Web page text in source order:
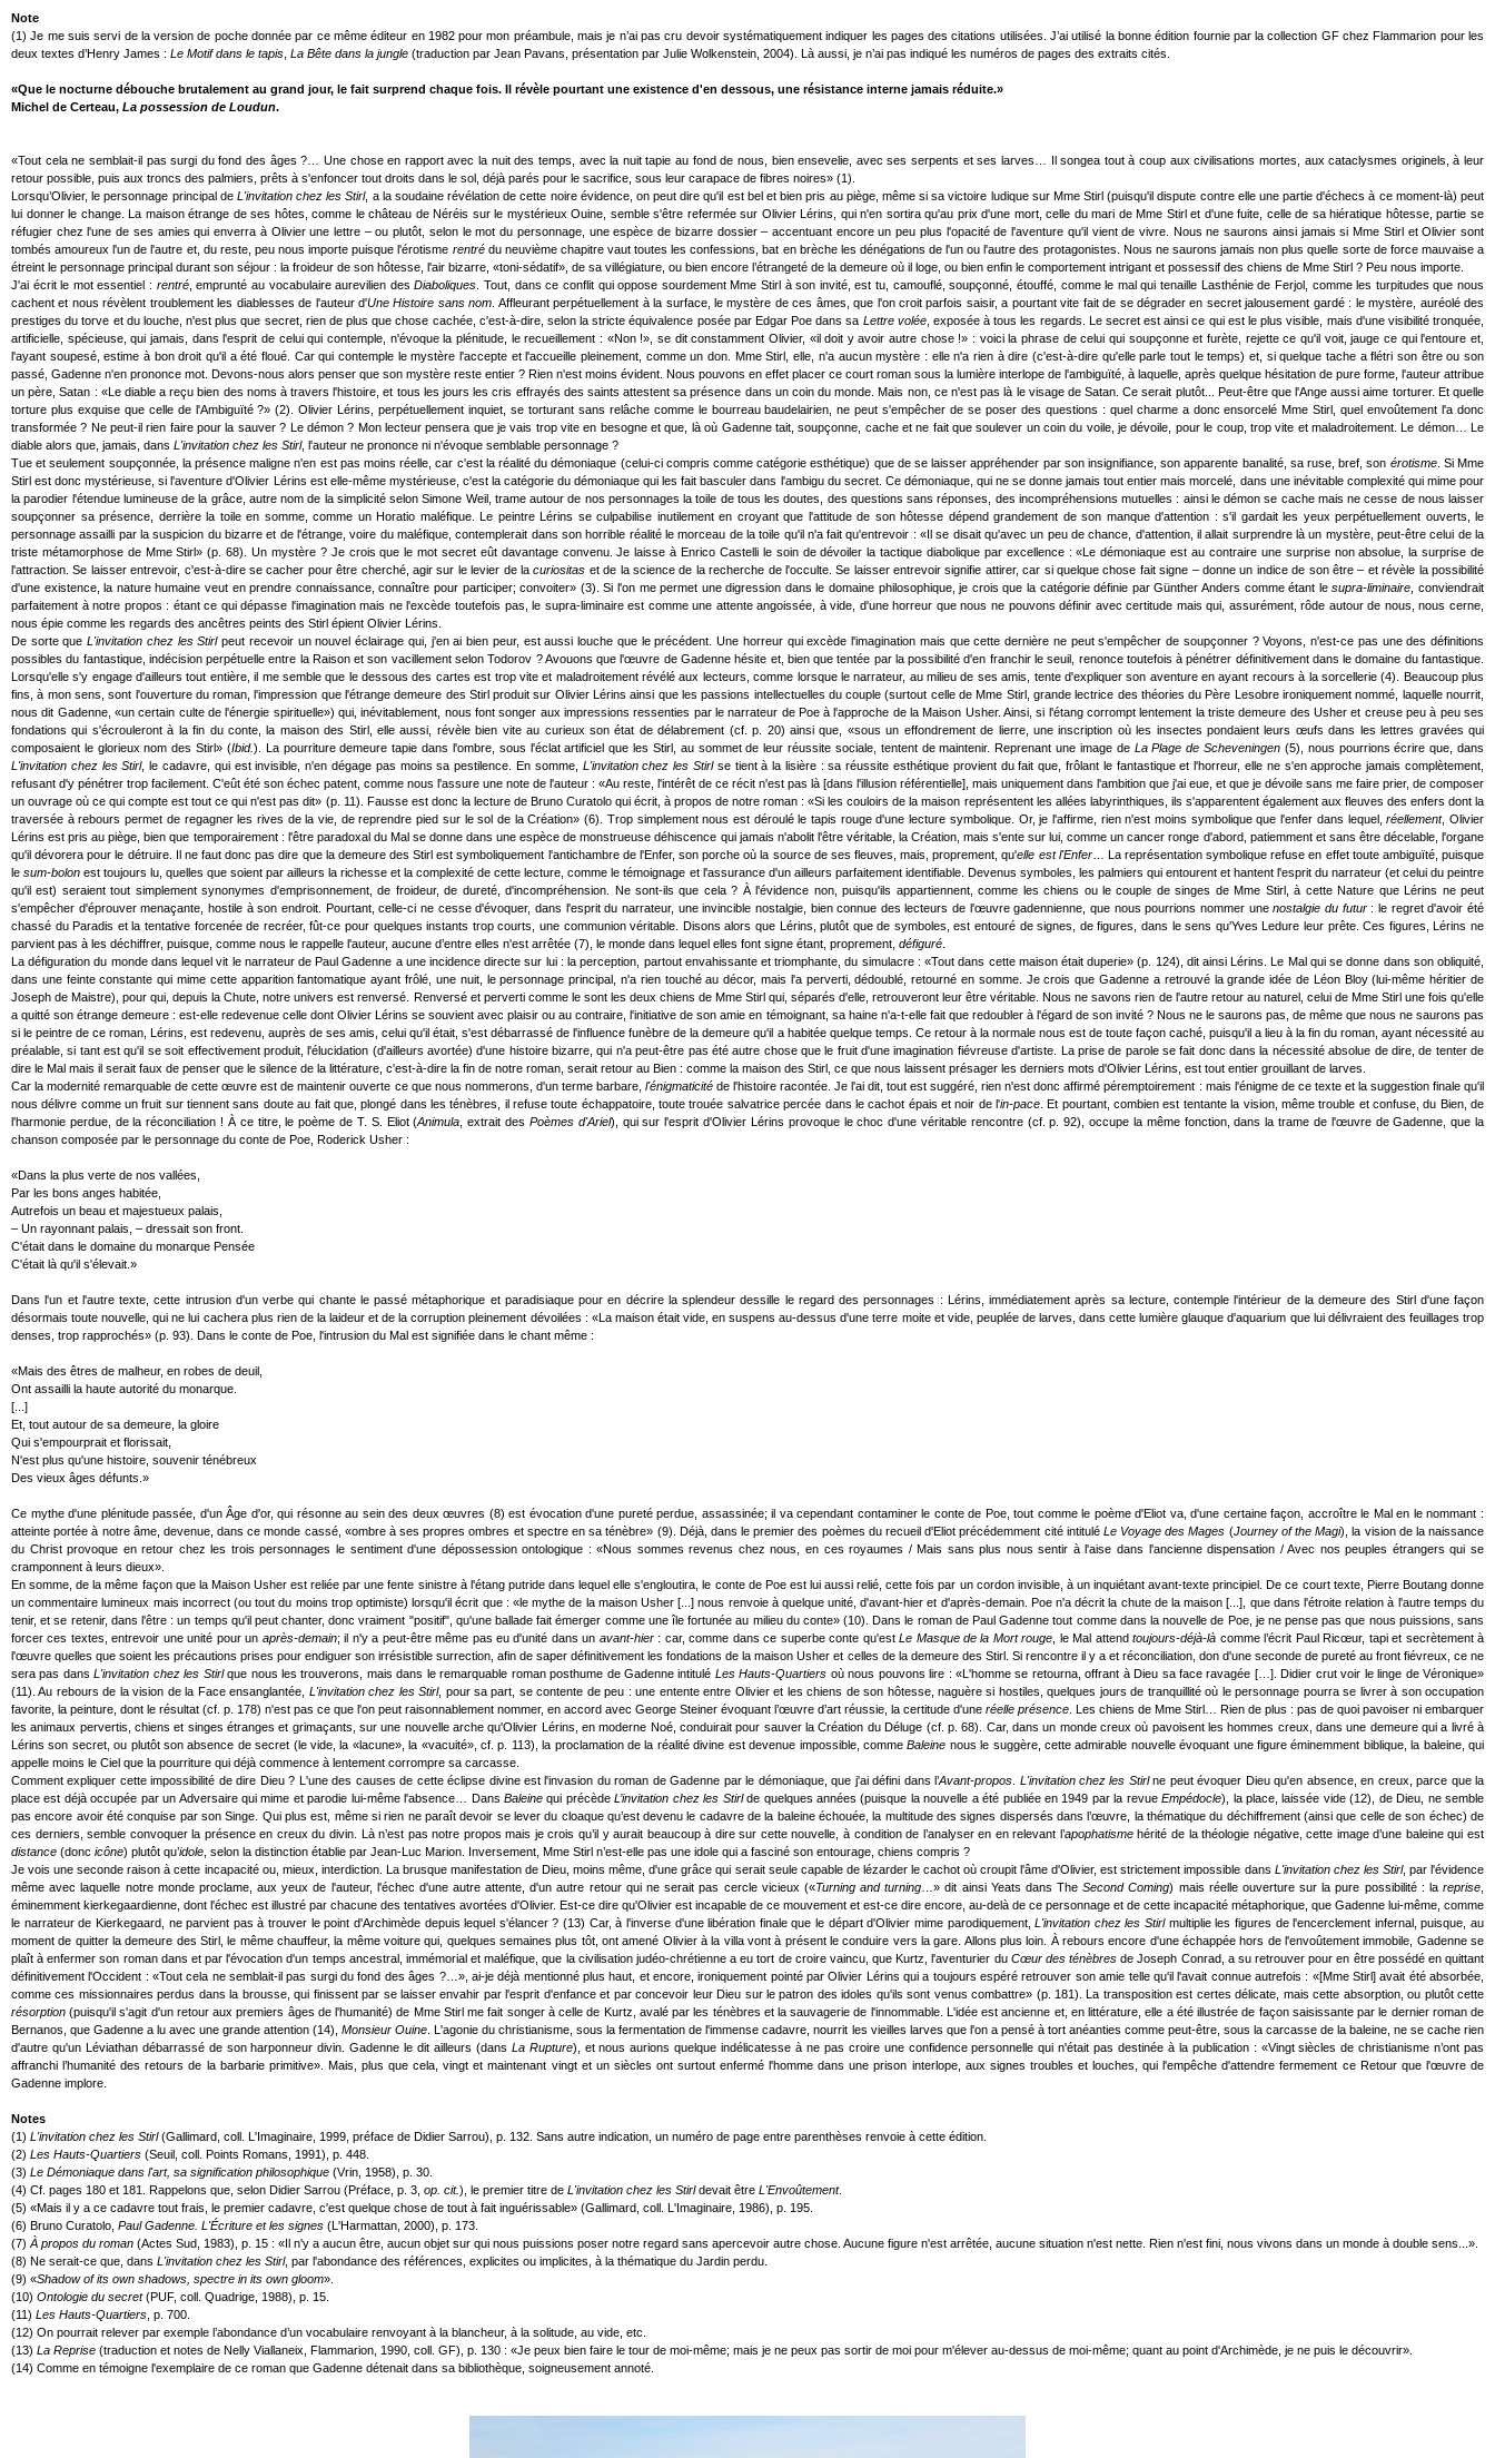
Note
(1) Je me suis servi de la version de poche donnée par ce même éditeur en 1982 pour mon préambule, mais je n’ai pas cru devoir systématiquement indiquer les pages des citations utilisées. J’ai utilisé la bonne édition fournie par la collection GF chez Flammarion pour les
deux textes d’Henry James : Le Motif dans le tapis La Bête dans la jungle (traduction par Jean Pavans, présentation par Julie Wolkenstein, 2004). Là aussi, je n’ai pas indiqué les numéros de pages des extraits cités.
«Que le nocturne débouche brutalement au grand jour, le fait surprend chaque fois. Il révèle pourtant une existence d'en dessous, une résistance interne jamais réduite.»
Michel de Certeau, La possession de Loudun.
«Tout cela ne semblait-il pas surgi du fond des âges ?… Une chose en rapport avec la nuit des temps, avec la nuit tapie au fond de nous, bien ensevelie, avec ses serpents et ses larves… Il songea tout à coup aux civilisations mortes, aux cataclysmes originels, à leur
retour possible, puis aux troncs des palmiers, prêts à s'enfoncer tout droits dans le sol, déjà parés pour le sacrifice, sous leur carapace de fibres noires» (1).
Lorsqu’Olivier, le personnage principal de L'invitation chez les Stirl, a la soudaine révélation de cette noire évidence, on peut dire qu'il est bel et bien pris au piège, même si sa victoire ludique sur Mme Stirl (puisqu'il dispute contre elle une partie d'échecs à ce moment-là) peut
lui donner le change. La maison étrange de ses hôtes, comme le château de Néréis sur le mystérieux Ouine, semble s'être refermée sur Olivier Lérins, qui n'en sortira qu'au prix d'une mort, celle du mari de Mme Stirl et d'une fuite, celle de sa hiératique hôtesse, partie se
réfugier chez l'une de ses amies qui enverra à Olivier une lettre – ou plutôt, selon le mot du personnage, une espèce de bizarre dossier – accentuant encore un peu plus l'opacité de l'aventure qu'il vient de vivre. Nous ne saurons ainsi jamais si Mme Stirl et Olivier sont
tombés amoureux l'un de l'autre et, du reste, peu nous importe puisque l'érotisme rentrédu neuvième chapitre vaut toutes les confessions, bat en brèche les dénégations de l'un ou l'autre des protagonistes. Nous ne saurons jamais non plus quelle sorte de force mauvaise a
étreint le personnage principal durant son séjour : la froideur de son hôtesse, l'air bizarre, «toni-sédatif», de sa villégiature, ou bien encore l’étrangeté de la demeure où il loge, ou bien enfin le comportement intrigant et possessif des chiens de Mme Stirl ? Peu nous importe.
J'ai écrit le mot essentiel : rentré, emprunté au vocabulaire aurevilien desDiaboliques . Tout, dans ce conflit qui oppose sourdement Mme Stirl à son invité, est tu, camouflé, soupçonné, étouffé, comme le mal qui tenaille Lasthénie de Ferjol, comme les turpitudes que nous
cachent et nous révèlent troublement les diablesses de l'auteur d'Une Histoire sans nom . Affleurant perpétuellement à la surface, le mystère de ces âmes, que l'on croit parfois saisir, a pourtant vite fait de se dégrader en secret jalousement gardé : le mystère, auréolé des
prestiges du torve et du louche, n'est plus que secret, rien de plus que chose cachée, c'est-à-dire, selon la stricte équivalence posée par Edgar Poe dans sa Lettre volée, exposée à tous les regards. Le secret est ainsi ce qui est le plus visible, mais d'une visibilité tronquée,
artificielle, spécieuse, qui jamais, dans l'esprit de celui qui contemple, n'évoque la plénitude, le recueillement : «Non !», se dit constamment Olivier, «il doit y avoir autre chose !» : voici la phrase de celui qui soupçonne et furète, rejette ce qu'il voit, jauge ce qui l'entoure et,
l'ayant soupesé, estime à bon droit qu'il a été floué. Car qui contemple le mystère l'accepte et l'accueille pleinement, comme un don. Mme Stirl, elle, n'a aucun mystère : elle n'a rien à dire (c'est-à-dire qu'elle parle tout le temps) et, si quelque tache a flétri son être ou son
passé, Gadenne n'en prononce mot. Devons-nous alors penser que son mystère reste entier ? Rien n'est moins évident. Nous pouvons en effet placer ce court roman sous la lumière interlope de l'ambiguïté, à laquelle, après quelque hésitation de pure forme, l'auteur attribue
un père, Satan : «Le diable a reçu bien des noms à travers l'histoire, et tous les jours les cris effrayés des saints attestent sa présence dans un coin du monde. Mais non, ce n'est pas là le visage de Satan. Ce serait plutôt... Peut-être que l'Ange aussi aime torturer. Et quelle
torture plus exquise que celle de l'Ambiguïté ?» (2). Olivier Lérins, perpétuellement inquiet, se torturant sans relâche comme le bourreau baudelairien, ne peut s'empêcher de se poser des questions : quel charme a donc ensorcelé Mme Stirl, quel envoûtement l'a donc
transformée ? Ne peut-il rien faire pour la sauver ? Le démon ? Mon lecteur pensera que je vais trop vite en besogne et que, là où Gadenne tait, soupçonne, cache et ne fait que soulever un coin du voile, je dévoile, pour le coup, trop vite et maladroitement. Le démon… Le
diable alors que, jamais, dans L'invitation chez les Stirl, l'auteur ne prononce ni n'évoque semblable personnage ?
Tue et seulement soupçonnée, la présence maligne n'en est pas moins réelle, car c'est la réalité du démoniaque (celui-ci compris comme catégorie esthétique) que de se laisser appréhender par son insignifiance, son apparente banalité, sa ruse, bref, son érotisme. Si Mme
Stirl est donc mystérieuse, si l'aventure d'Olivier Lérins est elle-même mystérieuse, c'est la catégorie du démoniaque qui les fait basculer dans l'ambigu du secret. Ce démoniaque, qui ne se donne jamais tout entier mais morcelé, dans une inévitable complexité qui mime pour
la parodier l'étendue lumineuse de la grâce, autre nom de la simplicité selon Simone Weil, trame autour de nos personnages la toile de tous les doutes, des questions sans réponses, des incompréhensions mutuelles : ainsi le démon se cache mais ne cesse de nous laisser
soupçonner sa présence, derrière la toile en somme, comme un Horatio maléfique. Le peintre Lérins se culpabilise inutilement en croyant que l'attitude de son hôtesse dépend grandement de son manque d'attention : s'il gardait les yeux perpétuellement ouverts, le
personnage assailli par la suspicion du bizarre et de l'étrange, voire du maléfique, contemplerait dans son horrible réalité le morceau de la toile qu'il n'a fait qu'entrevoir : «Il se disait qu'avec un peu de chance, d'attention, il allait surprendre là un mystère, peut-être celui de la
triste métamorphose de Mme Stirl» (p. 68). Un mystère ? Je crois que le mot secret eût davantage convenu. Je laisse à Enrico Castelli le soin de dévoiler la tactique diabolique par excellence : «Le démoniaque est au contraire une surprise non absolue, la surprise de
l'attraction. Se laisser entrevoir, c'est-à-dire se cacher pour être cherché, agir sur le levier de lacuriositas et de la science de la recherche de l'occulte. Se laisser entrevoir signifie attirer, car si quelque chose fait signe – donne un indice de son être – et révèle la possibilité
d'une existence, la nature humaine veut en prendre connaissance, connaître pour participer; convoiter» (3). Si l'on me permet une digression dans le domaine philosophique, je crois que la catégorie définie par Günther Anders comme étant lesupra-liminaire , conviendrait
parfaitement à notre propos : étant ce qui dépasse l'imagination mais ne l'excède toutefois pas, le supra-liminaire est comme une attente angoissée, à vide, d'une horreur que nous ne pouvons définir avec certitude mais qui, assurément, rôde autour de nous, nous cerne,
nous épie comme les regards des ancêtres peints des Stirl épient Olivier Lérins.
De sorte queL'invitation chez les Stirlpeut recevoir un nouvel éclairage qui, j'en ai bien peur, est aussi louche que le précédent. Une horreur qui excède l'imagination mais que cette dernière ne peut s'empêcher de soupçonner ? Voyons, n'est-ce pas une des définitions
possibles du fantastique, indécision perpétuelle entre la Raison et son vacillement selon Todorov ? Avouons que l'œuvre de Gadenne hésite et, bien que tentée par la possibilité d'en franchir le seuil, renonce toutefois à pénétrer définitivement dans le domaine du fantastique.
Lorsqu'elle s'y engage d'ailleurs tout entière, il me semble que le dessous des cartes est trop vite et maladroitement révélé aux lecteurs, comme lorsque le narrateur, au milieu de ses amis, tente d'expliquer son aventure en ayant recours à la sorcellerie (4). Beaucoup plus
fins, à mon sens, sont l'ouverture du roman, l'impression que l'étrange demeure des Stirl produit sur Olivier Lérins ainsi que les passions intellectuelles du couple (surtout celle de Mme Stirl, grande lectrice des théories du Père Lesobre ironiquement nommé, laquelle nourrit,
nous dit Gadenne, «un certain culte de l'énergie spirituelle») qui, inévitablement, nous font songer aux impressions ressenties par le narrateur de Poe à l'approche de la Maison Usher. Ainsi, si l'étang corrompt lentement la triste demeure des Usher et creuse peu à peu ses
fondations qui s'écrouleront à la fin du conte, la maison des Stirl, elle aussi, révèle bien vite au curieux son état de délabrement (cf. p. 20) ainsi que, «sous un effondrement de lierre, une inscription où les insectes pondaient leurs œufs dans les lettres gravées qui
composaient le glorieux nom des Stirl» (Ibid.). La pourriture demeure tapie dans l'ombre, sous l'éclat artificiel que les Stirl, au sommet de leur réussite sociale, tentent de maintenir. Reprenant une image de La Plage de Scheveningen (5), nous pourrions écrire que, dans
L'invitation chez les Stirl, le cadavre, qui est invisible, n'en dégage pas moins sa pestilence. En somme, L'invitation chez les Stirlse tient à la lisière : sa réussite esthétique provient du fait que, frôlant le fantastique et l'horreur, elle ne s'en approche jamais complètement,
refusant d'y pénétrer trop facilement. C'eût été son échec patent, comme nous l'assure une note de l'auteur : «Au reste, l'intérêt de ce récit n'est pas là [dans l'illusion référentielle], mais uniquement dans l'ambition que j'ai eue, et que je dévoile sans me faire prier, de composer
un ouvrage où ce qui compte est tout ce qui n'est pas dit» (p. 11). Fausse est donc la lecture de Bruno Curatolo qui écrit, à propos de notre roman : «Si les couloirs de la maison représentent les allées labyrinthiques, ils s'apparentent également aux fleuves des enfers dont la
traversée à rebours permet de regagner les rives de la vie, de reprendre pied sur le sol de la Création» (6). Trop simplement nous est déroulé le tapis rouge d'une lecture symbolique. Or, je l'affirme, rien n'est moins symbolique que l'enfer dans lequel,réellement, Olivier
Lérins est pris au piège, bien que temporairement : l'être paradoxal du Mal se donne dans une espèce de monstrueuse déhiscence qui jamais n'abolit l'être véritable, la Création, mais s'ente sur lui, comme un cancer ronge d'abord, patiemment et sans être décelable, l'organe
qu'il dévorera pour le détruire. Il ne faut donc pas dire que la demeure des Stirl est symboliquement l'antichambre de l'Enfer, son porche où la source de ses fleuves, mais, proprement, qu'elle est l'Enfer… La représentation symbolique refuse en effet toute ambiguïté, puisque
lesum-bolon est toujours lu, quelles que soient par ailleurs la richesse et la complexité de cette lecture, comme le témoignage et l'assurance d'un ailleurs parfaitement identifiable. Devenus symboles, les palmiers qui entourent et hantent l'esprit du narrateur (et celui du peintre
qu'il est) seraient tout simplement synonymes d'emprisonnement, de froideur, de dureté, d'incompréhension. Ne sont-ils que cela ? À l'évidence non, puisqu'ils appartiennent, comme les chiens ou le couple de singes de Mme Stirl, à cette Nature que Lérins ne peut
s'empêcher d'éprouver menaçante, hostile à son endroit. Pourtant, celle-ci ne cesse d'évoquer, dans l'esprit du narrateur, une invincible nostalgie, bien connue des lecteurs de l'œuvre gadennienne, que nous pourrions nommer unenostalgie du futur: le regret d'avoir été
chassé du Paradis et la tentative forcenée de recréer, fût-ce pour quelques instants trop courts, une communion véritable. Disons alors que Lérins, plutôt que de symboles, est entouré de signes, de figures, dans le sens qu'Yves Ledure leur prête. Ces figures, Lérins ne
parvient pas à les déchiffrer, puisque, comme nous le rappelle l'auteur, aucune d’entre elles n'est arrêtée (7), le monde dans lequel elles font signe étant, proprement, défiguré
La défiguration du monde dans lequel vit le narrateur de Paul Gadenne a une incidence directe sur lui : la perception, partout envahissante et triomphante, du simulacre : «Tout dans cette maison était duperie» (p. 124), dit ainsi Lérins. Le Mal qui se donne dans son obliquité,
dans une feinte constante qui mime cette apparition fantomatique ayant frôlé, une nuit, le personnage principal, n'a rien touché au décor, mais l'a perverti, dédoublé, retourné en somme. Je crois que Gadenne a retrouvé la grande idée de Léon Bloy (lui-même héritier de
Joseph de Maistre), pour qui, depuis la Chute, notre univers est renversé. Renversé et perverti comme le sont les deux chiens de Mme Stirl qui, séparés d'elle, retrouveront leur être véritable. Nous ne savons rien de l'autre retour au naturel, celui de Mme Stirl une fois qu'elle
a quitté son étrange demeure : est-elle redevenue celle dont Olivier Lérins se souvient avec plaisir ou au contraire, l'initiative de son amie en témoignant, sa haine n'a-t-elle fait que redoubler à l'égard de son invité ? Nous ne le saurons pas, de même que nous ne saurons pas
si le peintre de ce roman, Lérins, est redevenu, auprès de ses amis, celui qu'il était, s'est débarrassé de l'influence funèbre de la demeure qu'il a habitée quelque temps. Ce retour à la normale nous est de toute façon caché, puisqu'il a lieu à la fin du roman, ayant nécessité au
préalable, si tant est qu'il se soit effectivement produit, l'élucidation (d'ailleurs avortée) d'une histoire bizarre, qui n'a peut-être pas été autre chose que le fruit d'une imagination fiévreuse d'artiste. La prise de parole se fait donc dans la nécessité absolue de dire, de tenter de
dire le Mal mais il serait faux de penser que le silence de la littérature, c'est-à-dire la fin de notre roman, serait retour au Bien : comme la maison des Stirl, ce que nous laissent présager les derniers mots d'Olivier Lérins, est tout entier grouillant de larves.
Car la modernité remarquable de cette œuvre est de maintenir ouverte ce que nous nommerons, d'un terme barbare, l'énigmaticitéde l'histoire racontée. Je l'ai dit, tout est suggéré, rien n'est donc affirmé péremptoirement : mais l'énigme de ce texte et la suggestion finale qu'il
nous délivre comme un fruit sur tiennent sans doute au fait que, plongé dans les ténèbres, il refuse toute échappatoire, toute trouée salvatrice percée dans le cachot épais et noir de l'in-pace . Et pourtant, combien est tentante la vision, même trouble et confuse, du Bien, de
l'harmonie perdue, de la réconciliation ! À ce titre, le poème de T. S. Eliot (Animula , extrait des Poèmes d'Ariel), qui sur l'esprit d'Olivier Lérins provoque le choc d'une véritable rencontre (cf. p. 92), occupe la même fonction, dans la trame de l'œuvre de Gadenne, que la
chanson composée par le personnage du conte de Poe, Roderick Usher :
«Dans la plus verte de nos vallées,
Par les bons anges habitée,
Autrefois un beau et majestueux palais,
– Un rayonnant palais, – dressait son front.
C'était dans le domaine du monarque Pensée
C'était là qu'il s'élevait.»
Dans l'un et l'autre texte, cette intrusion d'un verbe qui chante le passé métaphorique et paradisiaque pour en décrire la splendeur dessille le regard des personnages : Lérins, immédiatement après sa lecture, contemple l'intérieur de la demeure des Stirl d'une façon
désormais toute nouvelle, qui ne lui cachera plus rien de la laideur et de la corruption pleinement dévoilées : «La maison était vide, en suspens au-dessus d'une terre moite et vide, peuplée de larves, dans cette lumière glauque d'aquarium que lui délivraient des feuillages trop
denses, trop rapprochés» (p. 93). Dans le conte de Poe, l'intrusion du Mal est signifiée dans le chant même :
«Mais des êtres de malheur, en robes de deuil,
Ont assailli la haute autorité du monarque.
[...]
Et, tout autour de sa demeure, la gloire
Qui s'empourprait et florissait,
N'est plus qu'une histoire, souvenir ténébreux
Des vieux âges défunts.»
Ce mythe d'une plénitude passée, d'un Âge d'or, qui résonne au sein des deux œuvres (8) est évocation d'une pureté perdue, assassinée; il va cependant contaminer le conte de Poe, tout comme le poème d'Eliot va, d'une certaine façon, accroître le Mal en le nommant :
atteinte portée à notre âme, devenue, dans ce monde cassé, «ombre à ses propres ombres et spectre en sa ténèbre» (9). Déjà, dans le premier des poèmes du recueil d'Eliot précédemment cité intitulé Le Voyage des Mages (Journey of the Magi), la vision de la naissance
du Christ provoque en retour chez les trois personnages le sentiment d'une dépossession ontologique : «Nous sommes revenus chez nous, en ces royaumes / Mais sans plus nous sentir à l'aise dans l'ancienne dispensation / Avec nos peuples étrangers qui se
cramponnent à leurs dieux».
En somme, de la même façon que la Maison Usher est reliée par une fente sinistre à l'étang putride dans lequel elle s'engloutira, le conte de Poe est lui aussi relié, cette fois par un cordon invisible, à un inquiétant avant-texte principiel. De ce court texte, Pierre Boutang donne
un commentaire lumineux mais incorrect (ou tout du moins trop optimiste) lorsqu'il écrit que : «le mythe de la maison Usher [...] nous renvoie à quelque unité, d'avant-hier et d'après-demain. Poe n'a décrit la chute de la maison [...], que dans l'étroite relation à l'autre temps du
tenir, et se retenir, dans l'être : un temps qu'il peut chanter, donc vraiment "positif", qu'une ballade fait émerger comme une île fortunée au milieu du conte» (10). Dans le roman de Paul Gadenne tout comme dans la nouvelle de Poe, je ne pense pas que nous puissions, sans
forcer ces textes, entrevoir une unité pour un après-demain; il n'y a peut-être même pas eu d'unité dans un avant-hier: car, comme dans ce superbe conte qu'estLe Masque de la Mort rouge , le Mal attendtoujours-déjà-là comme l’écrit Paul Ricœur, tapi et secrètement à
l'œuvre quelles que soient les précautions prises pour endiguer son irrésistible surrection, afin de saper définitivement les fondations de la maison Usher et celles de la demeure des Stirl. Si rencontre il y a et réconciliation, don d'une seconde de pureté au front fiévreux, ce ne
sera pas dansL'invitation chez les Stirlque nous les trouverons, mais dans le remarquable roman posthume de Gadenne intitulé Les Hauts-Quartiers où nous pouvons lire : «L'homme se retourna, offrant à Dieu sa face ravagée […]. Didier crut voir le linge de Véronique»
(11). Au rebours de la vision de la Face ensanglantée, L'invitation chez les Stirl, pour sa part, se contente de peu : une entente entre Olivier et les chiens de son hôtesse, naguère si hostiles, quelques jours de tranquillité où le personnage pourra se livrer à son occupation
favorite, la peinture, dont le résultat (cf. p. 178) n'est pas ce que l'on peut raisonnablement nommer, en accord avec George Steiner évoquant l’œuvre d’art réussie, la certitude d'une réelle présence . Les chiens de Mme Stirl… Rien de plus : pas de quoi pavoiser ni embarquer
les animaux pervertis, chiens et singes étranges et grimaçants, sur une nouvelle arche qu'Olivier Lérins, en moderne Noé, conduirait pour sauver la Création du Déluge (cf. p. 68). Car, dans un monde creux où pavoisent les hommes creux, dans une demeure qui a livré à
Lérins son secret, ou plutôt son absence de secret (le vide, la «lacune», la «vacuité», cf. p. 113), la proclamation de la réalité divine est devenue impossible, commeBaleine nous le suggère, cette admirable nouvelle évoquant une figure éminemment biblique, la baleine, qui
appelle moins le Ciel que la pourriture qui déjà commence à lentement corrompre sa carcasse.
Comment expliquer cette impossibilité de dire Dieu ? L'une des causes de cette éclipse divine est l'invasion du roman de Gadenne par le démoniaque, que j'ai défini dans l’Avant-propos L'invitation chez les Stirlne peut évoquer Dieu qu'en absence, en creux, parce que la
place est déjà occupée par un Adversaire qui mime et parodie lui-même l'absence… DansBaleine qui précèdeL’invitation chez les Stirlde quelques années (puisque la nouvelle a été publiée en 1949 par la revueEmpédocle), la place, laissée vide (12), de Dieu, ne semble
pas encore avoir été conquise par son Singe. Qui plus est, même si rien ne paraît devoir se lever du cloaque qu’est devenu le cadavre de la baleine échouée, la multitude des signes dispersés dans l’œuvre, la thématique du déchiffrement (ainsi que celle de son échec) de
ces derniers, semble convoquer la présence en creux du divin. Là n’est pas notre propos mais je crois qu’il y aurait beaucoup à dire sur cette nouvelle, à condition de l’analyser en en relevant l’apophatismehérité de la théologie négative, cette image d’une baleine qui est
distance (donc icône) plutôt qu’idole , selon la distinction établie par Jean-Luc Marion. Inversement, Mme Stirl n’est-elle pas une idole qui a fasciné son entourage, chiens compris ?
Je vois une seconde raison à cette incapacité ou, mieux, interdiction. La brusque manifestation de Dieu, moins même, d'une grâce qui serait seule capable de lézarder le cachot où croupit l'âme d'Olivier, est strictement impossible dans L'invitation chez les Stirl, par l'évidence
même avec laquelle notre monde proclame, aux yeux de l'auteur, l'échec d'une autre attente, d'un autre retour qui ne serait pas cercle vicieux («Turning and turning …» dit ainsi Yeats dans TheSecond Coming) mais réelle ouverture sur la pure possibilité : lareprise
éminemment kierkegaardienne, dont l'échec est illustré par chacune des tentatives avortées d'Olivier. Est-ce dire qu'Olivier est incapable de ce mouvement et est-ce dire encore, au-delà de ce personnage et de cette incapacité métaphorique, que Gadenne lui-même, comme
le narrateur de Kierkegaard, ne parvient pas à trouver le point d'Archimède depuis lequel s'élancer ? (13) Car, à l'inverse d'une libération finale que le départ d'Olivier mime parodiquement,L'invitation chez les Stirlmultiplie les figures de l'encerclement infernal, puisque, au
moment de quitter la demeure des Stirl, le même chauffeur, la même voiture qui, quelques semaines plus tôt, ont amené Olivier à la villa vont à présent le conduire vers la gare. Allons plus loin. À rebours encore d'une échappée hors de l'envoûtement immobile, Gadenne se
plaît à enfermer son roman dans et par l'évocation d'un temps ancestral, immémorial et maléfique, que la civilisation judéo-chrétienne a eu tort de croire vaincu, que Kurtz, l'aventurier du Cœur des ténèbres de Joseph Conrad, a su retrouver pour en être possédé en quittant
définitivement l'Occident : «Tout cela ne semblait-il pas surgi du fond des âges ?…», ai-je déjà mentionné plus haut, et encore, ironiquement pointé par Olivier Lérins qui a toujours espéré retrouver son amie telle qu'il l'avait connue autrefois : «[Mme Stirl] avait été absorbée,
comme ces missionnaires perdus dans la brousse, qui finissent par se laisser envahir par l'esprit d'enfance et par concevoir leur Dieu sur le patron des idoles qu'ils sont venus combattre» (p. 181). La transposition est certes délicate, mais cette absorption, ou plutôt cette
résorption (puisqu'il s'agit d'un retour aux premiers âges de l'humanité) de Mme Stirl me fait songer à celle de Kurtz, avalé par les ténèbres et la sauvagerie de l'innommable. L'idée est ancienne et, en littérature, elle a été illustrée de façon saisissante par le dernier roman de
Bernanos, que Gadenne a lu avec une grande attention (14),Monsieur Ouine . L'agonie du christianisme, sous la fermentation de l'immense cadavre, nourrit les vieilles larves que l'on a pensé à tort anéanties comme peut-être, sous la carcasse de la baleine, ne se cache rien
d'autre qu'un Léviathan débarrassé de son harponneur divin. Gadenne le dit ailleurs (dans La Rupture), et nous aurions quelque indélicatesse à ne pas croire une confidence personnelle qui n'était pas destinée à la publication : «Vingt siècles de christianisme n’ont pas
affranchi l’humanité des retours de la barbarie primitive». Mais, plus que cela, vingt et maintenant vingt et un siècles ont surtout enfermé l'homme dans une prison interlope, aux signes troubles et louches, qui l'empêche d'attendre fermement ce Retour que l'œuvre de
Gadenne implore.
Notes
(1) L'invitation chez les Stirl(Gallimard, coll. L'Imaginaire, 1999, préface de Didier Sarrou), p. 132. Sans autre indication, un numéro de page entre parenthèses renvoie à cette édition.
(2) Les Hauts-Quartiers (Seuil, coll. Points Romans, 1991), p. 448.
(3) Le Démoniaque dans l'art, sa signification philosophique (Vrin, 1958), p. 30.
(4) Cf. pages 180 et 181. Rappelons que, selon Didier Sarrou (Préface, p. 3, op. cit.), le premier titre de L'invitation chez les Stirldevait être L'Envoûtement.
(5) «Mais il y a ce cadavre tout frais, le premier cadavre, c'est quelque chose de tout à fait inguérissable» (Gallimard, coll. L'Imaginaire, 1986), p. 195.
(6) Bruno Curatolo, Paul Gadenne. L'Écriture et les signes (L'Harmattan, 2000), p. 173.
(7) À propos du roman (Actes Sud, 1983), p. 15 : «Il n'y a aucun être, aucun objet sur qui nous puissions poser notre regard sans apercevoir autre chose. Aucune figure n'est arrêtée, aucune situation n'est nette. Rien n'est fini, nous vivons dans un monde à double sens...».
(8) Ne serait-ce que, dans L'invitation chez les Stirl, par l'abondance des références, explicites ou implicites, à la thématique du Jardin perdu.
(9) «Shadow of its own shadows, spectre in its own gloom».
(10) Ontologie du secret(PUF, coll. Quadrige, 1988), p. 15.
(11) Les Hauts-Quartiers , p. 700.
(12) On pourrait relever par exemple l’abondance d’un vocabulaire renvoyant à la blancheur, à la solitude, au vide, etc.
(13) La Reprise (traduction et notes de Nelly Viallaneix, Flammarion, 1990, coll. GF), p. 130 : «Je peux bien faire le tour de moi-même; mais je ne peux pas sortir de moi pour m'élever au-dessus de moi-même; quant au point d'Archimède, je ne puis le découvrir».
(14) Comme en témoigne l'exemplaire de ce roman que Gadenne détenait dans sa bibliothèque, soigneusement annoté.